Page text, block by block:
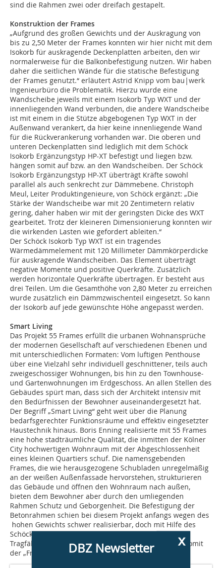
sind die Rahmen zwei oder dreifach gestapelt.
Konstruktion der Frames
„Aufgrund des großen Gewichts und der Auskragung von
bis zu 2,50 Meter der Frames konnten wir hier nicht mit dem
Isokorb für auskragende Deckenplatten arbeiten, den wir
normalerweise für die Balkonbefestigung nutzen. Wir haben
daher die seitlichen Wände für die statische Befestigung
der Frames genutzt.“ erläutert Astrid Knipp vom bau|werk
Ingenieurbüro die Problematik. Hierzu wurde eine
Wandscheibe jeweils mit einem Isokorb Typ WXT und der
innenliegenden Wand verbunden, die andere Wandscheibe
ist mit einem in die Stütze abgebogenen Typ WXT in der
Außenwand verankert, da hier keine innenliegende Wand
für die Rückverankerung vorhanden war. Die oberen und
unteren Deckenplatten sind lediglich mit dem Schöck
Isokorb Ergänzungstyp HP-XT befestigt und liegen bzw.
hängen somit auf bzw. an den Wandscheiben. Der Schöck
Isokorb Ergänzungstyp HP-XT überträgt Kräfte sowohl
parallel als auch senkrecht zur Dämmebene. Christoph
Meul, Leiter Produktingenieure, von Schöck ergänzt: „Die
Stärke der Wandscheibe war mit 20 Zentimetern relativ
gering, daher haben wir mit der geringsten Dicke des WXT
gearbeitet. Trotz der kleineren Dimensionierung konnten wir
die wirkenden Lasten wie gefordert ableiten.“
Der Schöck Isokorb Typ WXT ist ein tragendes
Wärmedämmelement mit 120 Millimeter Dämmkörperdicke
für auskragende Wandscheiben. Das Element überträgt
negative Momente und positive Querkräfte. Zusätzlich
werden horizontale Querkräfte übertragen. Er besteht aus
drei Teilen. Um die Gesamthöhe von 2,80 Meter zu erreichen
wurde zusätzlich ein Dämmzwischenteil eingesetzt. So kann
der Isokorb auf jede gewünschte Höhe angepasst werden.
Smart Living
Das Projekt 55 Frames erfüllt die urbanen Wohnansprüche
der modernen Gesellschaft auf verschiedenen Ebenen und
mit unterschiedlichen Formaten: Vom luftigen Penthouse
über eine Vielzahl sehr individuell geschnittener, teils auch
zweigeschossiger Wohnungen, bis hin zu den Townhouse-
und Gartenwohnungen im Erdgeschoss. An allen Stellen des
Gebäudes spürt man, dass sich der Architekt intensiv mit
den Bedürfnissen der Bewohner auseinandergesetzt hat.
Der Begriff „Smart Living“ geht weit über die Planung
bedarfsgerechter Funktionsräume und effektiv eingesetzter
Haustechnik hinaus. Boris Enning realisierte mit 55 Frames
eine hohe stadträumliche Qualität, die inmitten der Kölner
City hochwertigen Wohnraum mit der Abgeschlossenheit
eines kleinen Quartiers schuf. Die namensgebenden
Frames, die wie herausgezogene Schubladen unregelmäßig
an der weißen Außenfassade hervorstehen, strukturieren
das Gebäude und öffnen den Wohnraum nach außen,
bieten dem Bewohner aber durch den umliegenden
Rahmen Schutz und Geborgenheit. Die Befestigung der
Betonrahmen schien bei diesem Projekt anfangs wegen des
hohen Gewichts schwer realisierbar, doch mit Hilfe des
Schöck Isokorb Typ WXT konnte die erforderliche
Tragfähigkeit der auskragenden Wandscheiben und somit
der „Frames“ problemlos erreicht werden.
x
DBZ Newsletter